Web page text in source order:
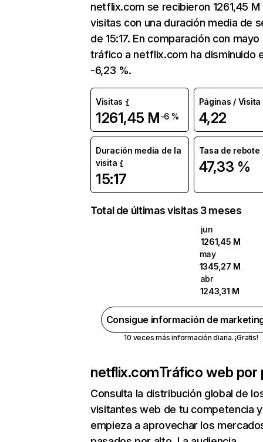
netflix.com se recibieron 1261,45 M
visitas con una duración media de
de 15:17. En comparación con mayo
tráfico a netflix.com ha disminuido
-6,23 %.
Visitas
1261,45 M-6 %
Páginas / Visita
4,22
Duración media de la
visita
15:17
Tasa de rebote
47,33 %
Total de últimas visitas 3 meses
jun
1261,45 M
may
1345,27 M
abr
1243,31 M
Consigue información de
10 veces más información diaria. ¡Gratis!
netflix.comTráfico web por
Consulta la distribución global de
visitantes web de tu competencia y
empieza a aprovechar los